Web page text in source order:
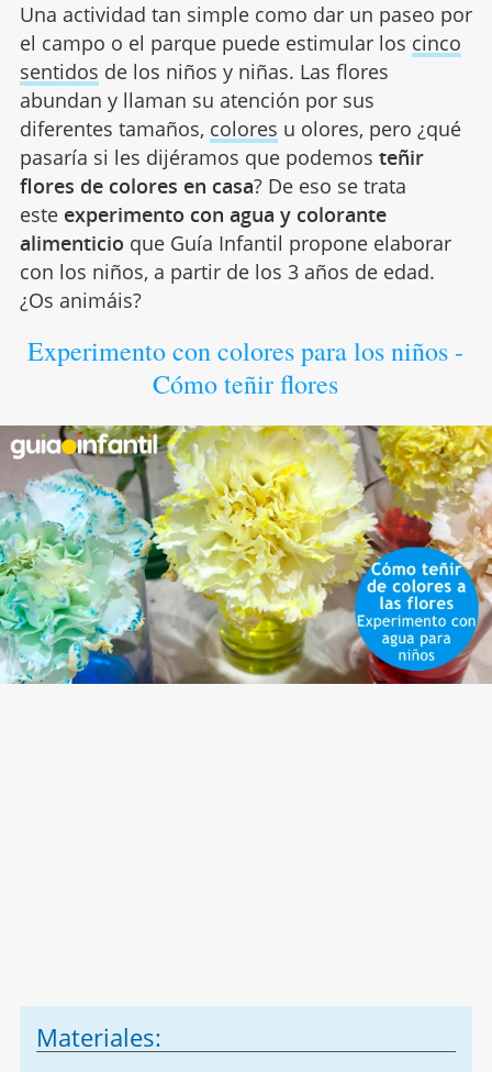
Una actividad tan simple como dar un paseo por
el campo o el parque puede estimular los cinco
sentidos de los niños y niñas. Las flores
abundan y llaman su atención por sus
diferentes tamaños, colores u olores, pero ¿qué
pasaría si les dijéramos que podemos teñir
flores de colores en casa? De eso se trata
este experimento con agua y colorante
alimenticio que Guía Infantil propone elaborar
con los niños, a partir de los 3 años de edad.
¿Os animáis?
Experimento con colores para los niños -
Cómo teñir flores
Materiales: